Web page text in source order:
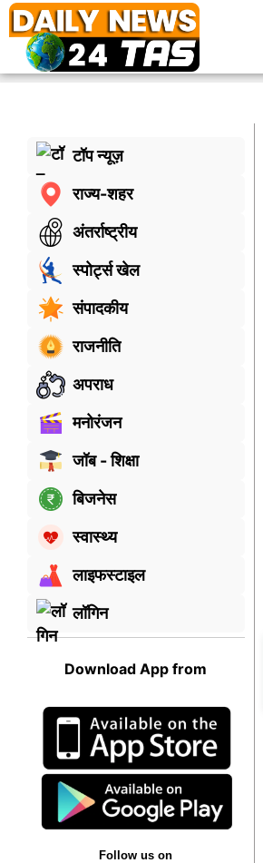
टॉप न्यूज़
राज्य-शहर
अंतर्राष्ट्रीय
स्पोर्ट्स खेल
संपादकीय
राजनीति
अपराध
मनोरंजन
जॉब - शिक्षा
बिजनेस
स्वास्थ्य
लाइफस्टाइल
लॉगिन
Download App from
Follow us on